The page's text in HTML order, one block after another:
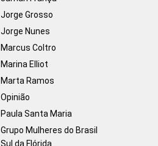
Jorge Grosso
Jorge Nunes
Marcus Coltro
Marina Elliot
Marta Ramos
Opinião
Paula Santa Maria
Grupo Mulheres do Brasil
Sul da Flórida